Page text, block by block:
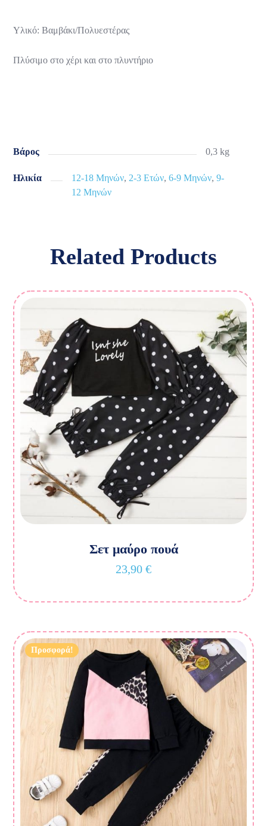
Υλικό: Βαμβάκι/Πολυεστέρας
Πλύσιμο στο χέρι και στο πλυντήριο
Βάρος 0,3 kg
Ηλικία 12-18 Μηνών, 2-3 Ετών,6-9 Μηνών,9-
12 Μηνών
Related Products
Σετ μαύρο πουά
23,90 €
Προσφορά!